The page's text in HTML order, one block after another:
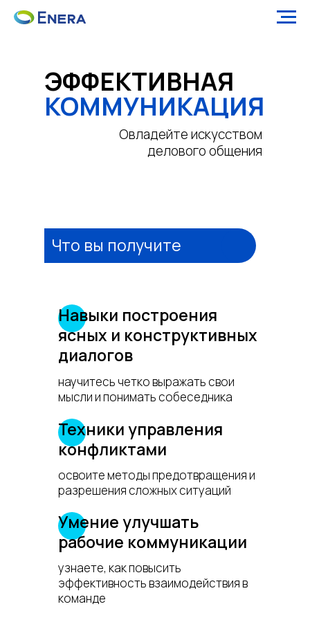
Овладейте искусством
делового общения
ЭФФЕКТИВНАЯ
КОММУНИКАЦИЯ
Что вы получите
Техники управления
конфликтами
освоите методы предотвращения и
разрешения сложных ситуаций
Навыки построения
ясных и конструктивных
диалогов
научитесь четко выражать свои
мысли и понимать собеседника
Умение улучшать
рабочие коммуникации
узнаете, как повысить
эффективность взаимодействия в
команде